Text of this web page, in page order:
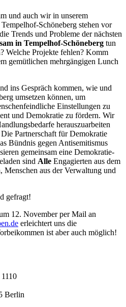
und auch wir in unserem
Schöneberg stehen vor
Trends und Probleme der nächsten
in Tempelhof-Schöneberg tun
Welche Projekte fehlen? Komm
gemütlichen mehrgängigen Lunch
ins Gespräch kommen, wie und
umsetzen können, um
Einstellungen zu
und Demokratie zu fördern. Wir
herauszuarbeiten
Partnerschaft für Demokratie
Bündnis gegen Antisemitismus
gemeinsam eine Demokratie-
sind Alle Engagierten aus dem
aus der Verwaltung und
gefragt!
12. November per Mail an
erleichtert uns die
ist aber auch möglich!
Berlin